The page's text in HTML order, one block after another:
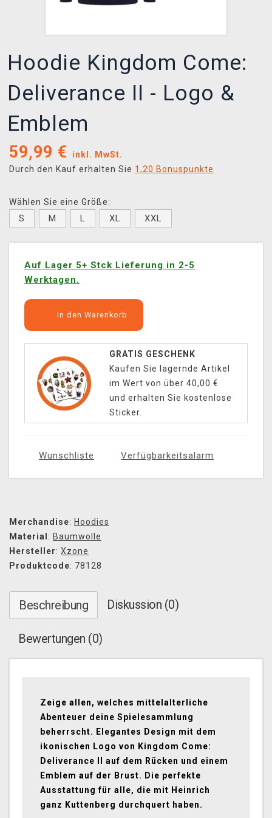
Hoodie Kingdom Come:
Deliverance II - Logo &
Emblem
59,99 €
inkl. MwSt.
Durch den Kauf erhalten Sie 1,20 Bonuspunkte
Wählen Sie eine Größe:
S M L XL XXL
Auf Lager 5+ Stck Lieferung in 2-5
Werktagen.
In den Warenkorb
GRATIS GESCHENK
Kaufen Sie lagernde Artikel
im Wert von über 40,00 €
und erhalten Sie kostenlose
Sticker.
Wunschliste Verfügbarkeitsalarm
Merchandise: Hoodies
Material : Baumwolle
Hersteller: Xzone
Produktcode: 78128
Beschreibung Diskussion (0)
Bewertungen (0)
Zeige allen, welches mittelalterliche
Abenteuer deine Spielesammlung
beherrscht. Elegantes Design mit dem
ikonischen Logo von Kingdom Come:
Deliverance II auf dem Rücken und einem
Emblem auf der Brust. Die perfekte
Ausstattung für alle, die mit Heinrich
ganz Kuttenberg durchquert haben.